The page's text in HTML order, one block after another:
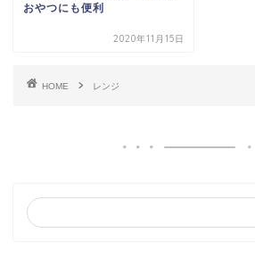
おやつにも便利
2020年11月15日
HOME レンジ